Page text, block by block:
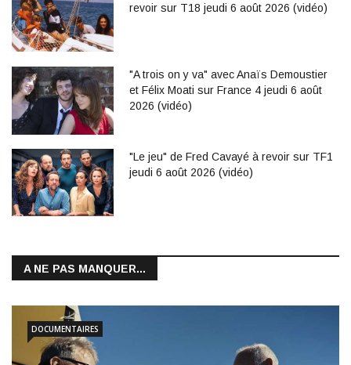
revoir sur T18 jeudi 6 août 2026 (vidéo)
"A trois on y va" avec Anaïs Demoustier
et Félix Moati sur France 4 jeudi 6 août
2026 (vidéo)
"Le jeu" de Fred Cavayé à revoir sur TF1
jeudi 6 août 2026 (vidéo)
A NE PAS MANQUER...
DOCUMENTAIRES